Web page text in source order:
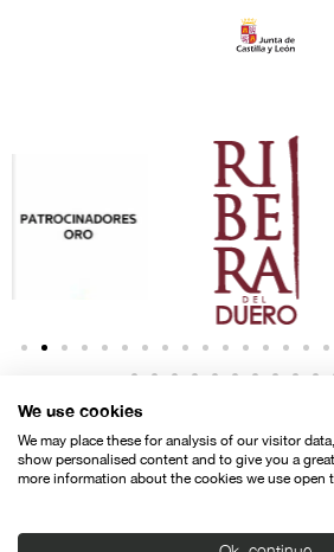
Política de privacidad
We use cookies
We may place these for analysis of our visitor
show personalised content and to give you a
more information about the cookies we use open